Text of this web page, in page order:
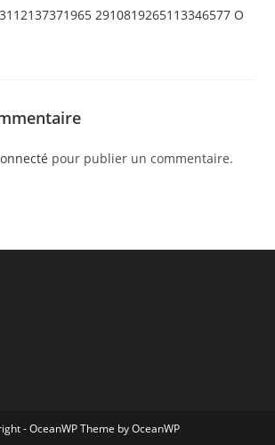
pour publier un commentaire.
- OceanWP Theme by OceanWP